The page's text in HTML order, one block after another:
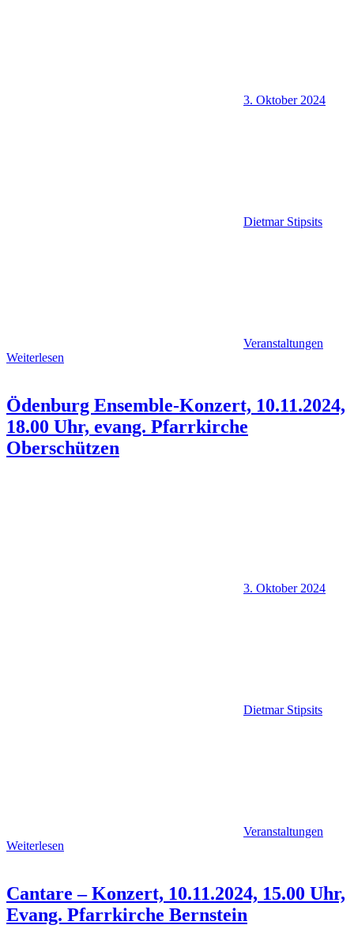
3. Oktober 2024
Dietmar Stipsits
Veranstaltungen
Weiterlesen
Ödenburg Ensemble-Konzert, 10.11.2024,
18.00 Uhr, evang. Pfarrkirche
Oberschützen
3. Oktober 2024
Dietmar Stipsits
Veranstaltungen
Weiterlesen
Cantare – Konzert, 10.11.2024, 15.00 Uhr,
Evang. Pfarrkirche Bernstein